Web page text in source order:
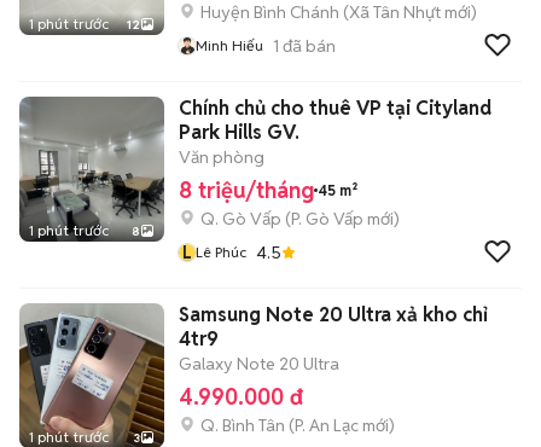
1 phút trước 12
Huyện Bình Chánh (Xã Tân Nhựt mới)
Minh Hiếu 1 đã bán
1 phút trước 8
Chính chủ cho thuê VP tại Cityland
Park Hills GV.
Văn phòng
8 triệu/tháng 45 m²
Q. Gò Vấp (P. Gò Vấp mới)
L Lê Phúc 4.5
1 phút trước 3
Samsung Note 20 Ultra xả kho chỉ
4tr9
Galaxy Note 20 Ultra
4.990.000 đ
Q. Bình Tân (P. An Lạc mới)